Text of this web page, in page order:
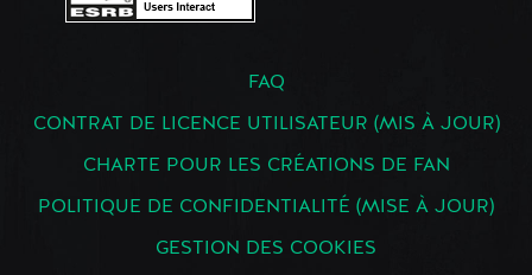
FAQ
CONTRAT DE LICENCE UTILISATEUR (MIS À JOUR)
CHARTE POUR LES CRÉATIONS DE FAN
POLITIQUE DE CONFIDENTIALITÉ (MISE À JOUR)
GESTION DES COOKIES